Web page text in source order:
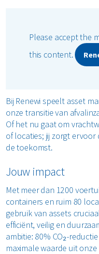
Please accept the
this content.
Bij Renewi speelt asset
onze transitie van
Of het nu gaat om
of locaties; jij zorgt
de toekomst.
Jouw impact
Met meer dan 1200
containers en ruim 80
gebruik van assets
efficiënt, veilig en
ambitie: 80% CO₂-
maximale waarde uit